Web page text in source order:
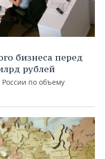
бизнеса перед
рублей
России по объему